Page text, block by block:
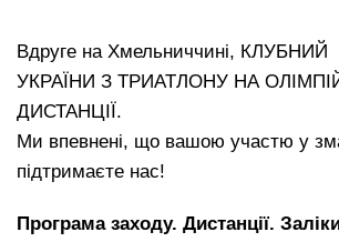
Вдруге на Хмельниччині,
УКРАЇНИ З ТРИАТЛОНУ НА
ДИСТАНЦІЇ.
Ми впевнені, що вашою участю у
підтримаєте нас!
Програма заходу. Дистанції.